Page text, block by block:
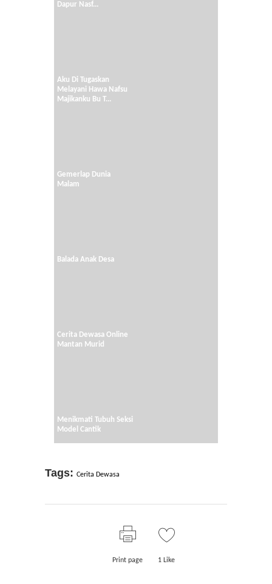
Dapur Nasf...
Aku Di Tugaskan
Melayani Hawa Nafsu
Majikanku Bu T...
Gemerlap Dunia
Malam
Balada Anak Desa
Cerita Dewasa Online
Mantan Murid
Menikmati Tubuh Seksi
Model Cantik
Tags: Cerita Dewasa
Print page 1 Like